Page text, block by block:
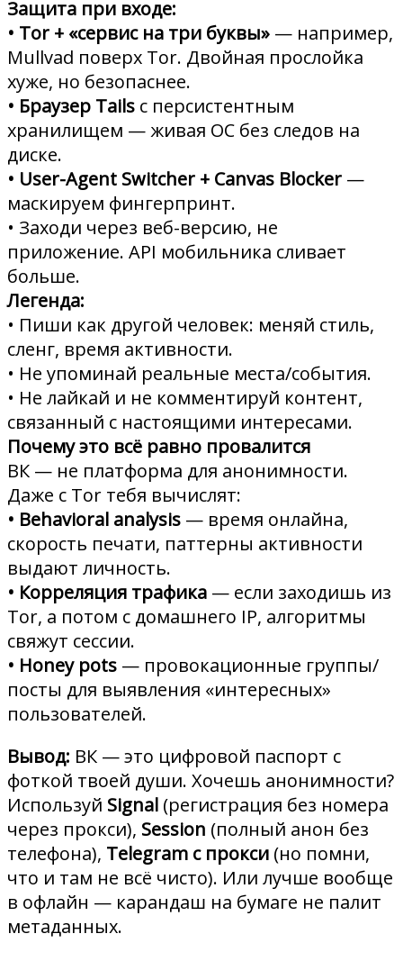
Защита при входе:
• Tor + «сервис на три буквы» — например,
Mullvad поверх Tor. Двойная прослойка
хуже, но безопаснее.
• Браузер Tails с персистентным
хранилищем — живая ОС без следов на
диске.
• User-Agent Switcher + Canvas Blocker —
маскируем фингерпринт.
• Заходи через веб-версию, не
приложение. API мобильника сливает
больше.
Легенда:
• Пиши как другой человек: меняй стиль,
сленг, время активности.
• Не упоминай реальные места/события.
• Не лайкай и не комментируй контент,
связанный с настоящими интересами.
Почему это всё равно провалится
ВК — не платформа для анонимности.
Даже с Tor тебя вычислят:
• Behavioral analysis — время онлайна,
скорость печати, паттерны активности
выдают личность.
• Корреляция трафика — если заходишь из
Tor, а потом с домашнего IP, алгоритмы
свяжут сессии.
• Honey pots — провокационные группы/
посты для выявления «интересных»
пользователей.
Вывод: ВК — это цифровой паспорт с
фоткой твоей души. Хочешь анонимности?
Используй Signal (регистрация без номера
через прокси), Session (полный анон без
телефона), Telegram с прокси (но помни,
что и там не всё чисто). Или лучше вообще
в офлайн — карандаш на бумаге не палит
метаданных.